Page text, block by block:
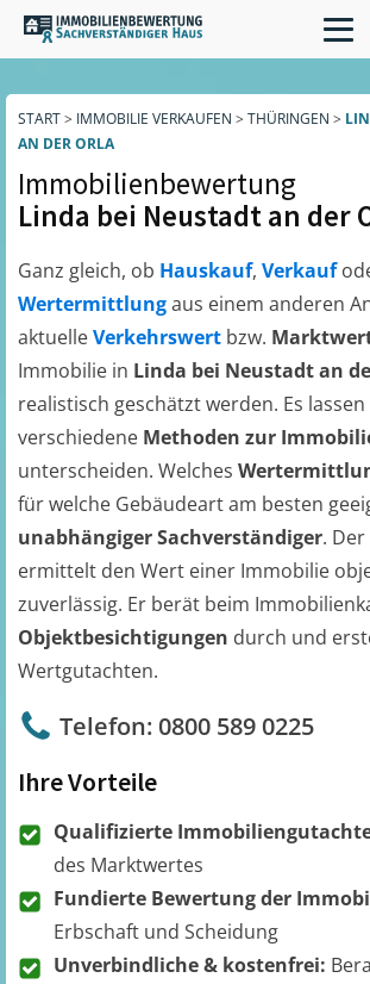
START> IMMOBILIE VERKAUFEN > THÜRINGEN >
AN DER ORLA
Immobilienbewertung
Linda bei Neustadt an der
Ganz gleich, ob Hauskauf, Verkauf
Wertermittlungaus einem anderen
aktuelleVerkehrswert bzw.
Immobilie in Linda bei Neustadt an
realistisch geschätzt werden. Es lassen
verschiedene Methoden zur
unterscheiden. Welches
für welche Gebäudeart am besten
unabhängiger Sachverständiger.
ermittelt den Wert einer Immobilie
zuverlässig. Er berät beim
Objektbesichtigungen durch und
Wertgutachten.
Telefon: 0800 589 0225
Ihre Vorteile
Qualifizierte
des Marktwertes
Fundierte Bewertung der
Erbschaft und Scheidung
Unverbindliche & kostenfrei: